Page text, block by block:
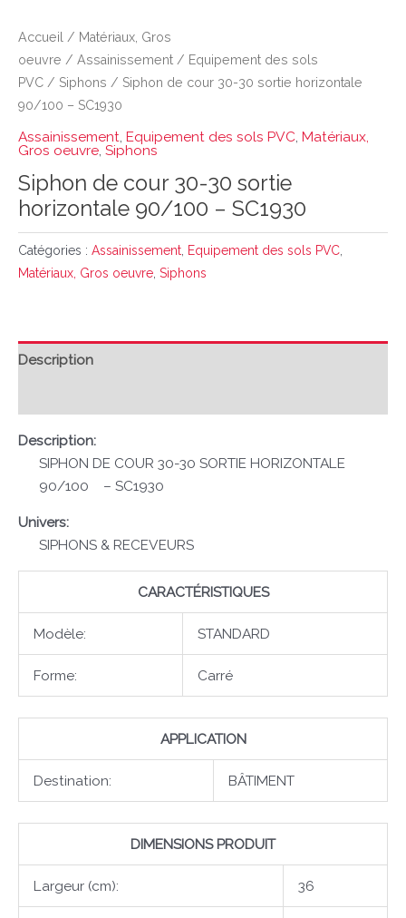
Accueil / Matériaux, Gros
oeuvre / Assainissement / Equipement des sols
PVC / Siphons / Siphon de cour 30-30 sortie horizontale
90/100 – SC1930
Assainissement Equipement des sols PVC Matériaux,
Gros oeuvre Siphons
Siphon de cour 30-30 sortie
horizontale 90/100 – SC1930
Catégories : Assainissement Equipement des sols PVC
Matériaux, Gros oeuvre Siphons
Description
Description:
SIPHON DE COUR 30-30 SORTIE HORIZONTALE
90/100 – SC1930
Univers:
SIPHONS & RECEVEURS
CARACTÉRISTIQUES
Modèle: STANDARD
Forme: Carré
APPLICATION
Destination: BÂTIMENT
DIMENSIONS PRODUIT
Largeur (cm): 36